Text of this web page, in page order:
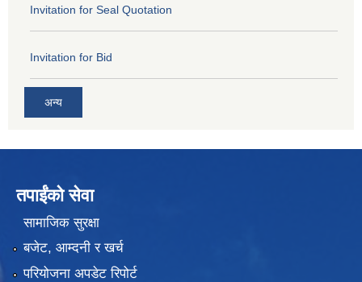
Invitation for Seal Quotation
Invitation for Bid
अन्य
तपाईंको सेवा
सामाजिक सुरक्षा
बजेट, आम्दनी र खर्च
परियोजना अपडेट रिपोर्ट